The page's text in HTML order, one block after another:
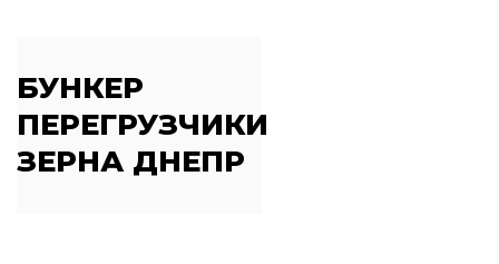
БУНКЕР
ПЕРЕГРУЗЧИКИ
ЗЕРНА ДНЕПР